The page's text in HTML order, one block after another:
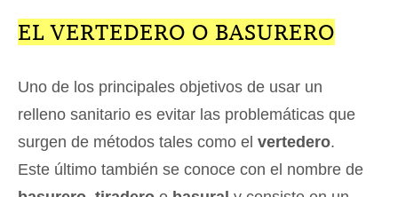
EL VERTEDERO O BASURERO
Uno de los principales objetivos de usar un
relleno sanitario es evitar las problemáticas que
surgen de métodos tales como el vertedero.
Este último también se conoce con el nombre de